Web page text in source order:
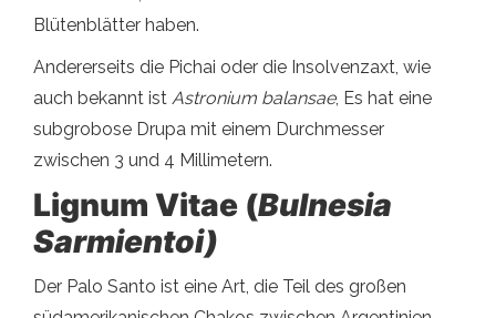
Blütenblätter haben.
Andererseits die Pichai oder die Insolvenzaxt, wie
auch bekannt ist Astronium balansae, Es hat eine
subgrobose Drupa mit einem Durchmesser
zwischen 3 und 4 Millimetern.
Lignum Vitae (Bulnesia
Sarmientoi)
Der Palo Santo ist eine Art, die Teil des großen